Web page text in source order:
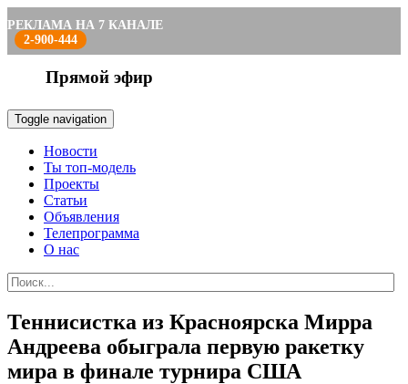
РЕКЛАМА НА 7 КАНАЛЕ
2-900-444
Прямой эфир
Toggle navigation
Новости
Ты топ-модель
Проекты
Статьи
Объявления
Телепрограмма
О нас
Теннисистка из Красноярска Мирра
Андреева обыграла первую ракетку
мира в финале турнира США